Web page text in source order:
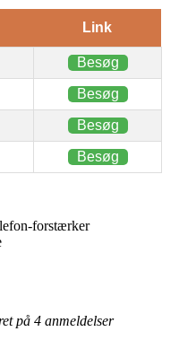
Link
Besøg
Besøg
Besøg
Besøg
forstærker
på 4 anmeldelser